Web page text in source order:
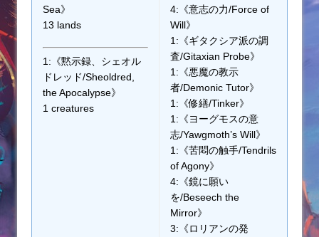
Sea》
13 lands
1:《黙示録、シェオル
ドレッド/Sheoldred,
the Apocalypse》
1 creatures
4:《意志の力/Force of
Will》
1:《ギタクシア派の調
査/Gitaxian Probe》
1:《悪魔の教示
者/Demonic Tutor》
1:《修繕/Tinker》
1:《ヨーグモスの意
志/Yawgmoth’s Will》
1:《苦悶の触手/Tendrils
of Agony》
4:《鏡に願い
を/Beseech the
Mirror》
3:《ロリアンの発